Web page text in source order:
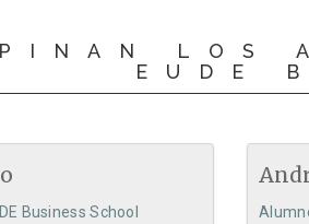
LOS
EUDE
Business School